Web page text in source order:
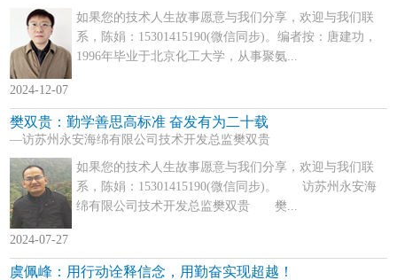
如果您的技术人生故事愿意与我们分享，欢迎与我们联
系，陈娟：15301415190(微信同步)。编者按：唐建功，
1996年毕业于北京化工大学，从事聚氨...
2024-12-07
樊双贵：勤学善思高标准 奋发有为二十载
—访苏州永安海绵有限公司技术开发总监樊双贵
如果您的技术人生故事愿意与我们分享，欢迎与我们联
系，陈娟：15301415190(微信同步)。 访苏州永安海
绵有限公司技术开发总监樊双贵 樊...
2024-07-27
虞佩峰：用行动诠释信念，用勤奋实现超越！